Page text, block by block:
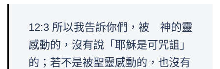
12:3 所以我告訴你們，被 神的靈
感動的，沒有說「耶穌是可咒詛」
的；若不是被聖靈感動的，也沒有